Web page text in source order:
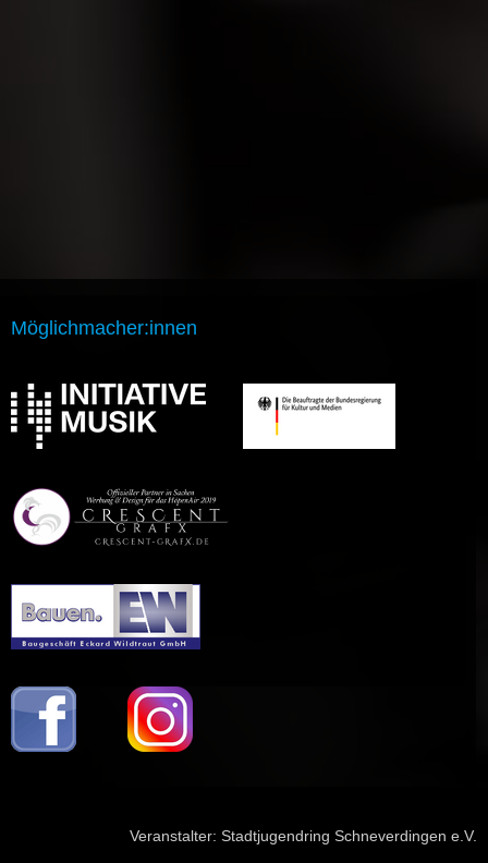
Möglichmacher:innen
Veranstalter: Stadtjugendring Schneverdingen e.V.